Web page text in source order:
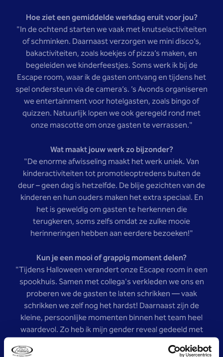
Hoe ziet een gemiddelde werkdag eruit voor jou?
"In de ochtend starten we vaak met knutselactiviteiten
of schminken. Daarnaast verzorgen we mini disco’s,
bakactiviteiten, zoals koekjes of pizza’s maken, en
begeleiden we kinderfeestjes. Soms werk ik bij de
Escape room, waar ik de gasten ontvang en tijdens het
spel ondersteun via de camera’s. ’s Avonds organiseren
we entertainment voor hotelgasten, zoals bingo of
quizzen. Natuurlijk lopen we ook geregeld rond met
onze mascotte om onze gasten te verrassen."
Wat maakt jouw werk zo bijzonder?
"De enorme afwisseling maakt het werk uniek. Van
kinderactiviteiten tot promotieoptredens buiten de
deur – geen dag is hetzelfde. De blije gezichten van de
kinderen en hun ouders maken het extra speciaal. En
het is geweldig om gasten te herkennen die
terugkeren, soms zelfs omdat ze zulke mooie
herinneringen hebben aan eerdere bezoeken!"
Kun je een mooi of grappig moment delen?
"Tijdens Halloween verandert onze Escape room in een
spookhuis. Samen met collega's verkleden we ons en
proberen we de gasten te laten schrikken — vaak
schrikken we zelf nog het hardst! Daarnaast zijn de
kleine, persoonlijke momenten binnen het team heel
waardevol. Zo heb ik mijn gender reveal gedeeld met
mijn collega’s, wat een onvergetelijke ervaring was."